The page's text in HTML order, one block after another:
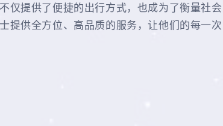
仅提供了便捷的出行方式，也成为了衡量社
提供全方位、高品质的服务，让他们的每一次